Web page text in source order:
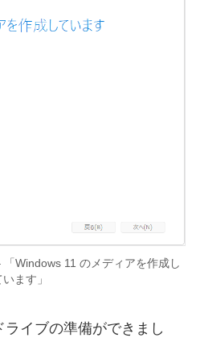
Windows 11 のメディアを作成し
います」
イブの準備ができまし